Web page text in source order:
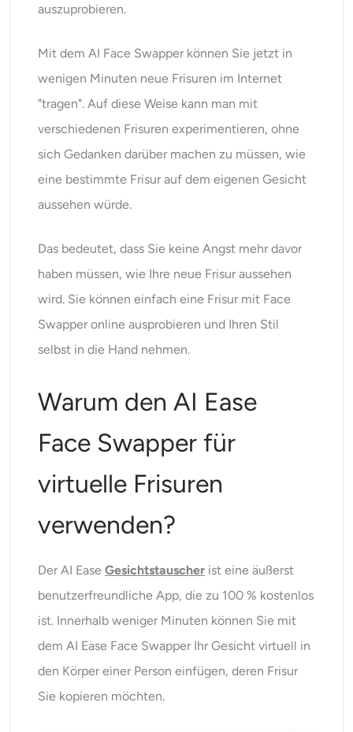
auszuprobieren.
Mit dem AI Face Swapper können Sie jetzt in
wenigen Minuten neue Frisuren im Internet
"tragen". Auf diese Weise kann man mit
verschiedenen Frisuren experimentieren, ohne
sich Gedanken darüber machen zu müssen, wie
eine bestimmte Frisur auf dem eigenen Gesicht
aussehen würde.
Das bedeutet, dass Sie keine Angst mehr davor
haben müssen, wie Ihre neue Frisur aussehen
wird. Sie können einfach eine Frisur mit Face
Swapper online ausprobieren und Ihren Stil
selbst in die Hand nehmen.
Warum den AI Ease
Face Swapper für
virtuelle Frisuren
verwenden?
Der AI EaseGesichtstauscher ist eine äußerst
benutzerfreundliche App, die zu 100 % kostenlos
ist. Innerhalb weniger Minuten können Sie mit
dem AI Ease Face Swapper Ihr Gesicht virtuell in
den Körper einer Person einfügen, deren Frisur
Sie kopieren möchten.